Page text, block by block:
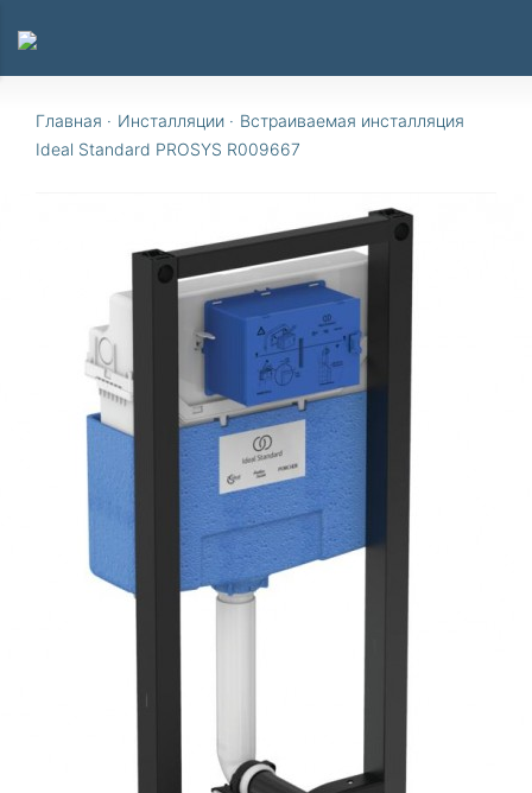
Главная · Инсталляции · Встраиваемая инсталляция
Ideal Standard PROSYS R009667